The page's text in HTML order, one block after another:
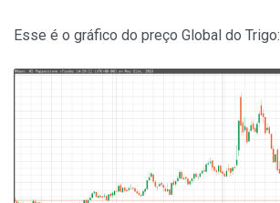
Esse é o gráfico do preço Global do Trigo: